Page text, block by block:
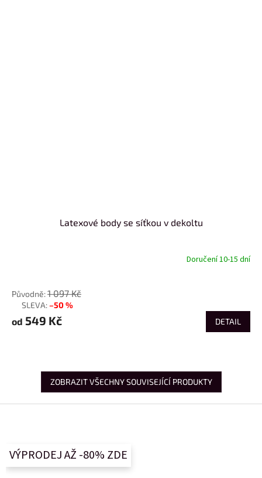
Latexové body se síťkou v dekoltu
Doručení 10-15 dní
1 097 Kč
–50 %
od 549 Kč DETAIL
ZOBRAZIT VŠECHNY SOUVISEJÍCÍ PRODUKTY
VÝPRODEJ AŽ -80% ZDE